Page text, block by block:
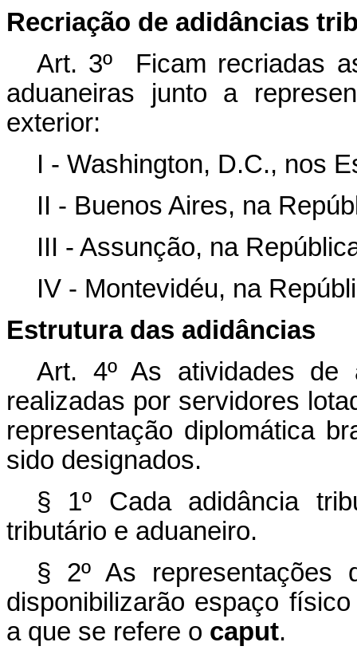
Recriação de adidâncias
Art. 3º Ficam recriadas
aduaneiras junto a
exterior:
I - Washington, D.C., nos
II - Buenos Aires, na
III - Assunção, na
IV - Montevidéu, na
Estrutura das adidâncias
Art. 4º As atividades de
realizadas por servidores
representação diplomática
sido designados.
§ 1º Cada adidância
tributário e aduaneiro.
§ 2º As representações
disponibilizarão espaço
a que se refere o caput.